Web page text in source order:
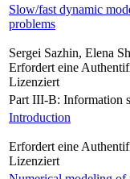
Slow/fast dynamic
problems
Sergei Sazhin, Elena
Erfordert eine
Lizenziert
Part III-B: Information
Introduction
Erfordert eine
Lizenziert